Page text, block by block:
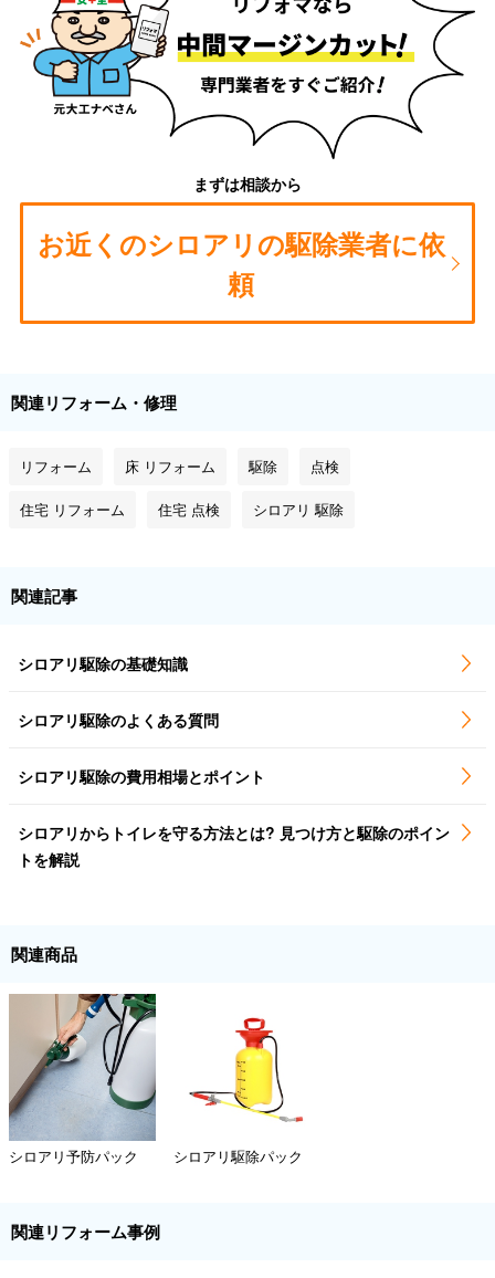
まずは相談から
お近くのシロアリの駆除業者に依
頼
関連リフォーム・修理
リフォーム 床 リフォーム 駆除 点検
住宅 リフォーム 住宅 点検 シロアリ 駆除
関連記事
シロアリ駆除の基礎知識
シロアリ駆除のよくある質問
シロアリ駆除の費用相場とポイント
シロアリからトイレを守る方法とは? 見つけ方と駆除のポイン
トを解説
関連商品
シロアリ予防パック シロアリ駆除パック
関連リフォーム事例